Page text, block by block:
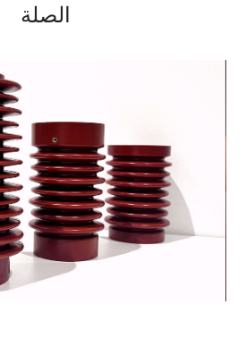
الصلة